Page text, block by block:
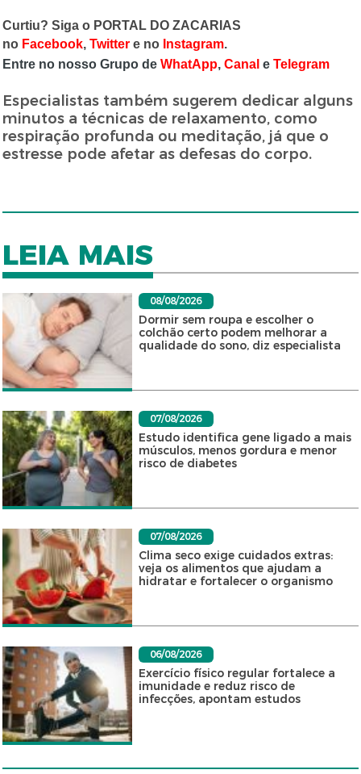
Curtiu? Siga o PORTAL DO ZACARI AS
no Facebook,Twitter e no Instagram.
Entre no nosso Grupo deWhatApp,Canal eTelegram
Especialistas também sugerem dedicar alguns
minutos a técnicas de relaxamento, como
respiração profunda ou meditação, já que o
estresse pode afetar as defesas do corpo.
LEIA MAIS
08/08/2026
Dormir sem roupa e escolher o
colchão certo podem melhorar a
qualidade do sono, diz especialista
07/08/2026
Estudo identifica gene ligado a mais
músculos, menos gordura e menor
risco de diabetes
07/08/2026
Clima seco exige cuidados extras:
veja os alimentos que ajudam a
hidratar e fortalecer o organismo
06/08/2026
Exercício físico regular fortalece a
imunidade e reduz risco de
infecções, apontam estudos